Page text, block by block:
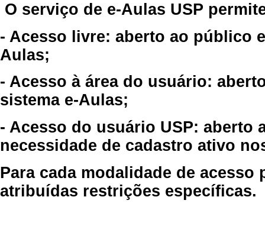
O serviço de e-Aulas USP
- Acesso livre: aberto ao público
Aulas;
- Acesso à área do usuário:
sistema e-Aulas;
- Acesso do usuário USP: aberto
necessidade de cadastro ativo
Para cada modalidade de
atribuídas restrições específicas.